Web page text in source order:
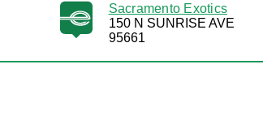
Sacramento Exotics
150 N SUNRISE AVE
95661